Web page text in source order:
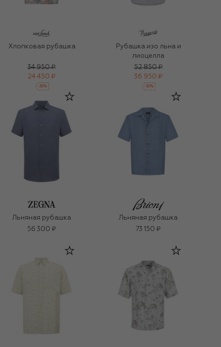
Хлопковая рубашка
34 950 ₽
24 450 ₽
-30%
Рубашка изо льна и
лиоцелла
52 850 ₽
36 950 ₽
-30%
Льняная рубашка
56 300 ₽
Льняная рубашка
73 150 ₽